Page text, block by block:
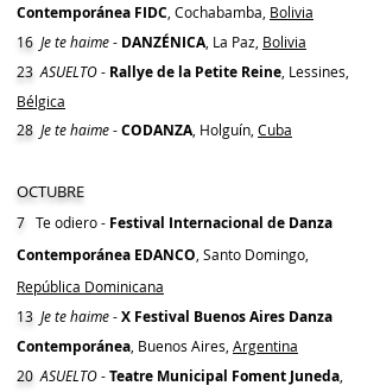
Contemporánea FIDC , Cochabamba, Bolivia
16 Je te haime- DANZÉNICA , La Paz, Bolivia
23 ASUELTO- Rallye de la Petite Reine , Lessines,
Bélgica
28 Je te haime-CODANZA , Holguín, Cuba
OCTUBRE
7 Te odiero - Festival Internacional de Danza
Contemporánea EDANCO , Santo Domingo,
República Dominicana
13 Je te haime-X Festival Buenos Aires Danza
Contemporánea , Buenos Aires, Argentina
20 ASUELTO-Teatre Municipal Foment Juneda